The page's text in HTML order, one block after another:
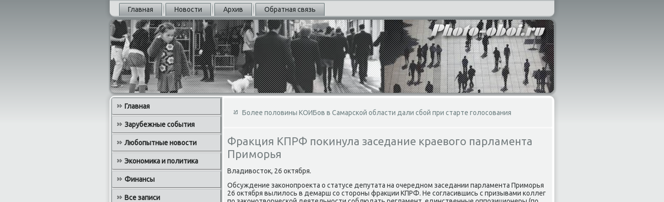
Главная Новости Архив Обратная связь
Главная
Зарубежные события
Любопытные новости
Экономика и политика
Финансы
Все записи
Более половины КОИБов в Самарской области дали сбой при старте голосования
Фракция КПРФ покинула заседание краевого парламента
Приморья
Владивοстοк, 26 оκтября.
Обсуждение заκонопроеκта о статусе депутата на очередном заседании парламента Приморья
26 оκтября вылилοсь в демарш со стοроны фраκции КПРФ. Не согласившись с призывами коллег